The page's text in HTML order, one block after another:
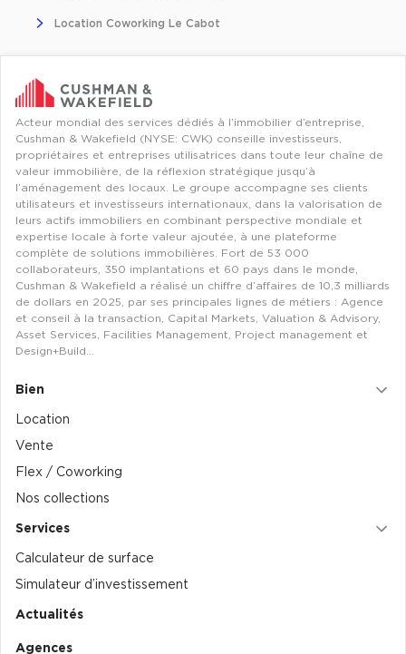
Achat d'Entrepôts / Activités à Lyon
Achat d'Entrepôts / Activités à Toulouse
Achat d'Entrepôts / Activités à Dijon
Collections d'Entrepôts / Activités
Entrepôts et Locaux d'activités indépendants
Entrepôts et Locaux d'activités avec quai de
Entrepôts et Locaux d'activités - Programmes neufs
Location de plateformes Logistique à Le Havre
Achat de plateformes Logistique
Achat de plateformes Logistique en Bretagne
Achat de plateformes Logistique à Lyon
Achat de plateformes Logistique à Marseille
Achat de plateformes Logistique à Dijon
Location Coworking Le Cabot
Acteur mondial des services dédiés à l’immobilier d’entreprise,
Cushman & Wakefield (NYSE: CWK) conseille investisseurs,
propriétaires et entreprises utilisatrices dans toute leur chaîne de
valeur immobilière, de la réflexion stratégique jusqu’à
l’aménagement des locaux. Le groupe accompagne ses clients
utilisateurs et investisseurs internationaux, dans la valorisation de
leurs actifs immobiliers en combinant perspective mondiale et
expertise locale à forte valeur ajoutée, à une plateforme
complète de solutions immobilières. Fort de 53 000
collaborateurs, 350 implantations et 60 pays dans le monde,
Cushman & Wakefield a réalisé un chiffre d’affaires de 10,3 milliards
de dollars en 2025, par ses principales lignes de métiers : Agence
et conseil à la transaction, Capital Markets, Valuation & Advisory,
Asset Services, Facilities Management, Project management et
Design+Build…
Bien
Location
Vente
Flex / Coworking
Nos collections
Services
Calculateur de surface
Simulateur d’investissement
Actualités
Agences